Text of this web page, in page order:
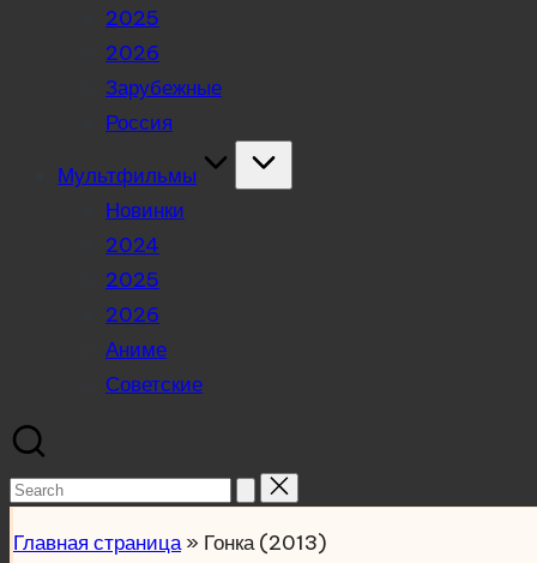
2025
2026
Зарубежные
Россия
Мультфильмы
Новинки
2024
2025
2026
Аниме
Советские
Search
Главная страница» Гонка (2013)